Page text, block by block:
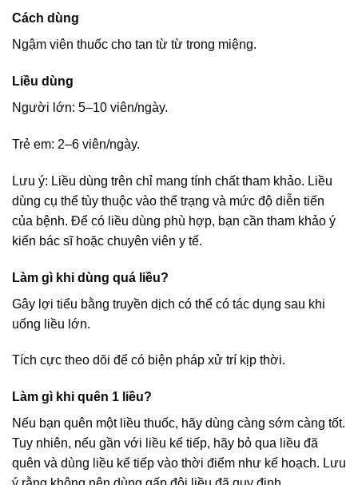
Cách dùng
Ngậm viên thuốc cho tan từ từ trong miệng.
Liều dùng
Người lớn: 5–10 viên/ngày.
Trẻ em: 2–6 viên/ngày.
Lưu ý: Liều dùng trên chỉ mang tính chất tham khảo. Liều
dùng cụ thể tùy thuộc vào thể trạng và mức độ diễn tiến
của bệnh. Để có liều dùng phù hợp, bạn cần tham khảo ý
kiến bác sĩ hoặc chuyên viên y tế.
Làm gì khi dùng quá liều?
Gây lợi tiểu bằng truyền dịch có thể có tác dụng sau khi
uống liều lớn.
Tích cực theo dõi để có biện pháp xử trí kịp thời.
Làm gì khi quên 1 liều?
Nếu bạn quên một liều thuốc, hãy dùng càng sớm càng tốt.
Tuy nhiên, nếu gần với liều kế tiếp, hãy bỏ qua liều đã
quên và dùng liều kế tiếp vào thời điểm như kế hoạch. Lưu